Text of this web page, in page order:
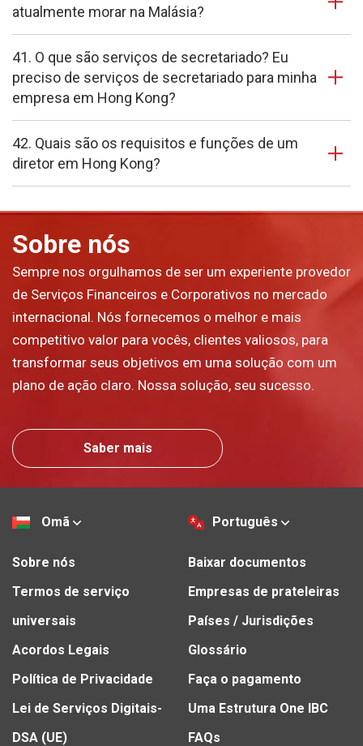
atualmente morar na Malásia?
41. O que são serviços de secretariado? Eu
preciso de serviços de secretariado para minha
empresa em Hong Kong?
42. Quais são os requisitos e funções de um
diretor em Hong Kong?
Sobre nós
Sempre nos orgulhamos de ser um experiente provedor
de Serviços Financeiros e Corporativos no mercado
internacional. Nós fornecemos o melhor e mais
competitivo valor para vocês, clientes valiosos, para
transformar seus objetivos em uma solução com um
plano de ação claro. Nossa solução, seu sucesso.
Saber mais
Omã Português
Sobre nós
Termos de serviço
universais
Acordos Legais
Política de Privacidade
Lei de Serviços Digitais-
DSA (UE)
Baixar documentos
Empresas de prateleiras
Países / Jurisdições
Glossário
Faça o pagamento
Uma Estrutura One IBC
FAQs